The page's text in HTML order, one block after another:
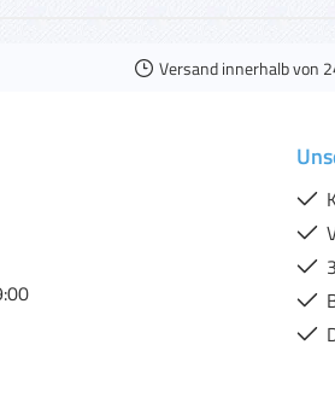
Versand innerhalb von